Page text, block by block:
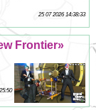
25 07 2026 14:38:33
Frontier»